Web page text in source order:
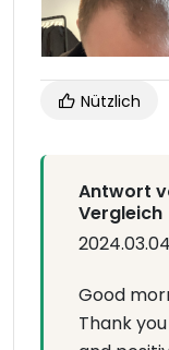
Nützlich
Antwort
Vergleich
2024.03.04
Good
Thank